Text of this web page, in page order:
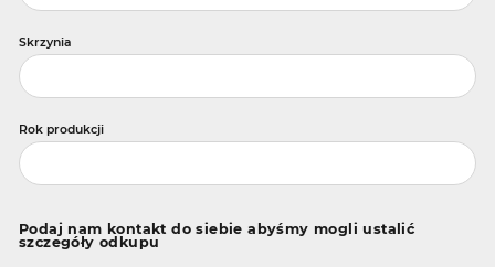
Skrzynia
Rok produkcji
Podaj nam kontakt do siebie abyśmy mogli ustalić
szczegóły odkupu